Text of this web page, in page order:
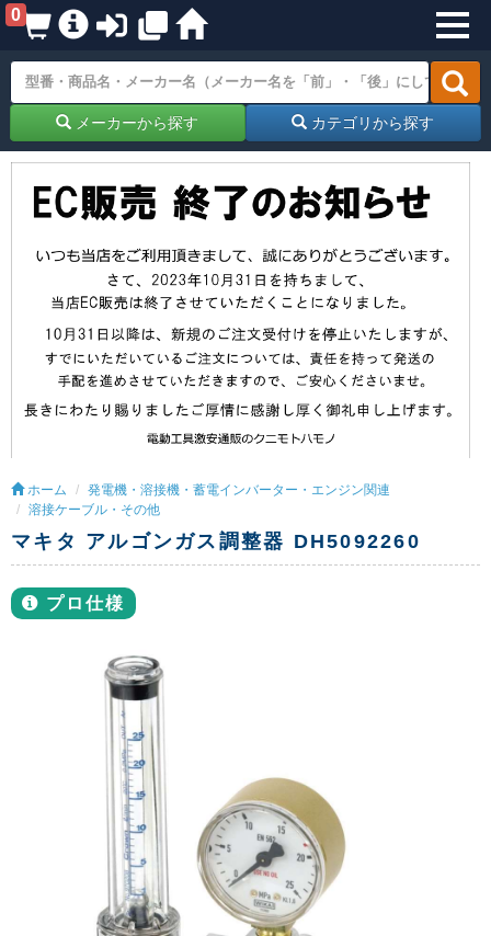
0
メーカーから探す カテゴリから探す
ホーム
発電機・溶接機・蓄電インバーター・エンジン関連
溶接ケーブル・その他
マキタ アルゴンガス調整器 DH5092260
プロ仕様